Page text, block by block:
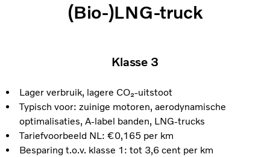
(Bio-)LNG-truck
Klasse 3
Lager verbruik, lagere CO₂‑uitstoot
Typisch voor: zuinige motoren, aerodynamische
optimalisaties, A‑label banden, LNG‑trucks
Tariefvoorbeeld NL: €0,165 per km
Besparing t.o.v. klasse 1: tot 3,6 cent per km